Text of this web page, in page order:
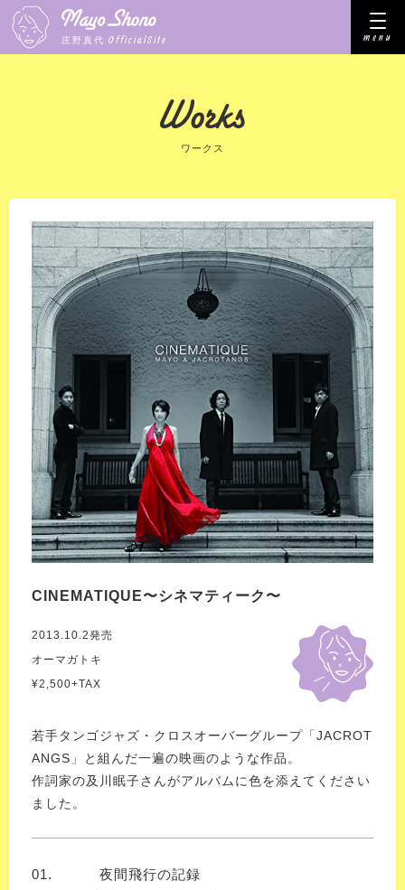
庄野真代 OfficialSite
ワークス
CINEMATIQUE〜シネマティーク〜
2013.10.2発売
オーマガトキ
¥2,500+TAX
若手タンゴジャズ・クロスオーバーグループ「JACROT
ANGS」と組んだ一遍の映画のような作品。
作詞家の及川眠子さんがアルバムに色を添えてください
ました。
01.
夜間飛行の記録
menu